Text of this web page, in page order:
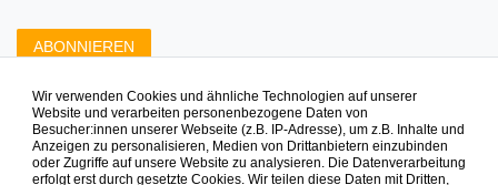
ABONNIEREN
Zahlungsarten die wir anbieten
Wir verwenden Cookies und ähnliche Technologien auf unserer
Website und verarbeiten personenbezogene Daten von
Besucher:innen unserer Webseite (z.B. IP-Adresse), um z.B. Inhalte und
Anzeigen zu personalisieren, Medien von Drittanbietern einzubinden
oder Zugriffe auf unsere Website zu analysieren. Die Datenverarbeitung
erfolgt erst durch gesetzte Cookies. Wir teilen diese Daten mit Dritten,